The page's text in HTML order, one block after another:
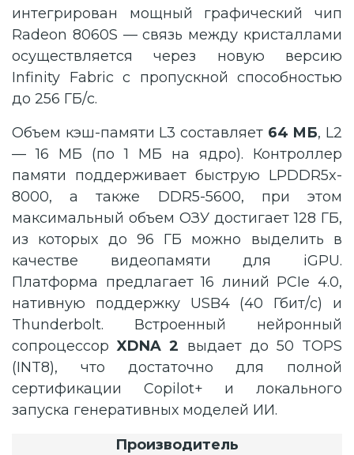
интегрирован мощный графический чип
Radeon 8060S — связь между кристаллами
осуществляется через новую версию
Infinity Fabric с пропускной способностью
до 256 ГБ/с.
Объем кэш-памяти L3 составляет 64 МБ, L2
— 16 МБ (по 1 МБ на ядро). Контроллер
памяти поддерживает быструю LPDDR5x-
8000, а также DDR5-5600, при этом
максимальный объем ОЗУ достигает 128 ГБ,
из которых до 96 ГБ можно выделить в
качестве видеопамяти для iGPU.
Платформа предлагает 16 линий PCIe 4.0,
нативную поддержку USB4 (40 Гбит/с) и
Thunderbolt. Встроенный нейронный
сопроцессорXDNA 2 выдает до 50 TOPS
(INT8), что достаточно для полной
сертификации Copilot+ и локального
запуска генеративных моделей ИИ.
Производитель